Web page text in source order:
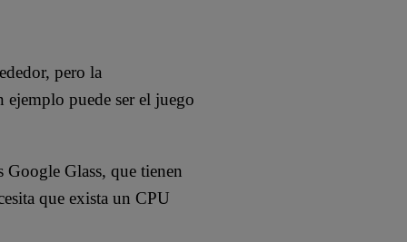
pero la
ejemplo puede ser el juego
Google Glass, que tienen
que exista un CPU